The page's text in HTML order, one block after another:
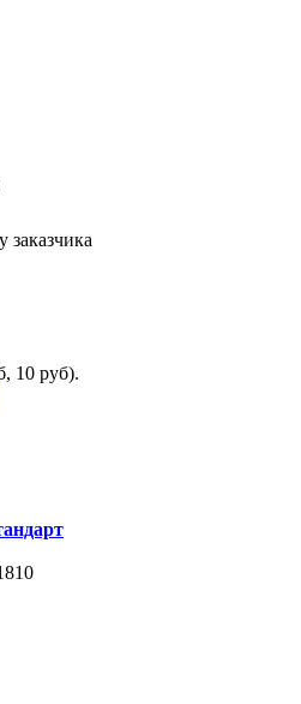
заказчика
10 руб).